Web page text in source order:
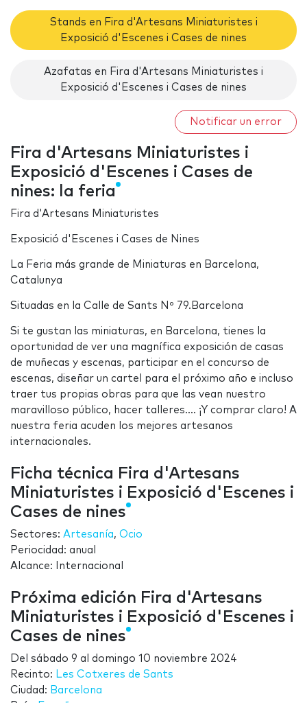
Stands en Fira d'Artesans Miniaturistes i
Exposició d'Escenes i Cases de nines
Azafatas en Fira d'Artesans Miniaturistes i
Exposició d'Escenes i Cases de nines
Notificar un error
Fira d'Artesans Miniaturistes i
Exposició d'Escenes i Cases de
nines: la feria
Fira d'Artesans Miniaturistes
Exposició d'Escenes i Cases de Nines
La Feria más grande de Miniaturas en Barcelona,
Catalunya
Situadas en la Calle de Sants Nº 79.Barcelona
Si te gustan las miniaturas, en Barcelona, tienes la
oportunidad de ver una magnífica exposición de casas
de muñecas y escenas, participar en el concurso de
escenas, diseñar un cartel para el próximo año e incluso
traer tus propias obras para que las vean nuestro
maravilloso público, hacer talleres.... ¡Y comprar claro! A
nuestra feria acuden los mejores artesanos
internacionales.
Ficha técnica Fira d'Artesans
Miniaturistes i Exposició d'Escenes i
Cases de nines
Sectores: Artesanía, Ocio
Periocidad: anual
Alcance: Internacional
Próxima edición Fira d'Artesans
Miniaturistes i Exposició d'Escenes i
Cases de nines
Del sábado 9 al domingo 10 noviembre 2024
Recinto: Les Cotxeres de Sants
Ciudad: Barcelona